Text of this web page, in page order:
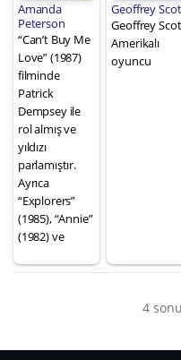
Amanda
Peterson
“Can’t Buy Me
Love” (1987)
filminde
Patrick
Dempsey ile
rol almış ve
yıldızı
parlamıştır.
Ayrıca
“Explorers”
(1985), “Annie”
(1982) ve
Geoffrey
Geoffrey
Amerikalı
oyuncu
4